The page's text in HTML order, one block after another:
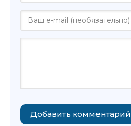
Добавить комментарий